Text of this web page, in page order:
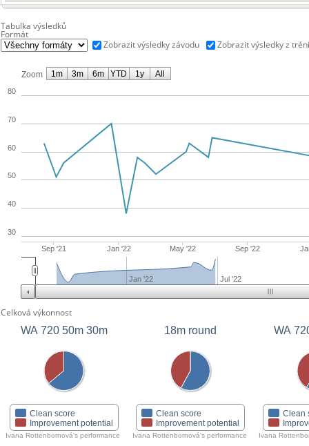
Tabulka výsledků
Formát
Zobrazit výsledky závodu
Zobrazit výsledky z
Zoom
Sep '21 Jan '22 May '22 Sep '22
30
40
50
60
70
80
Jan '22 Jul '22
1m 3m 6m YTD 1y All
Celková výkonnost
WA 720 50m 30m
Clean score
Improvement potential
Ivana Rottenbornová's performance
18m round
Clean score
Improvement potential
Ivana Rottenbornová's performance
WA
Clean
Ivana